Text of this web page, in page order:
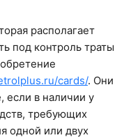
располагает
под контроль траты
cards/. Они
если в наличии у
требующих
одной или двух